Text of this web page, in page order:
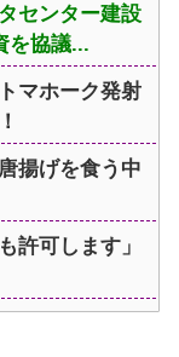
センター建設
を協議...
マホーク発射
揚げを食う中
許可します」